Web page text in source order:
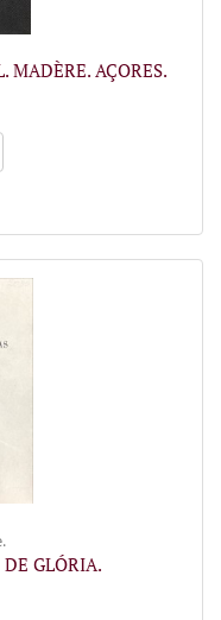
MADÈRE. AÇORES.
DE GLÓRIA.